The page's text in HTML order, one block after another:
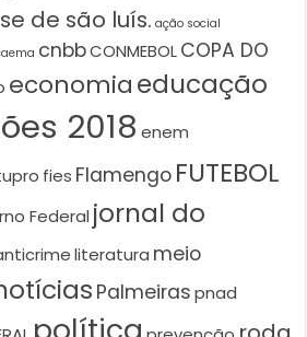
de são luís. ação social
cnbbCONMEBOLCOPA DO
economiaeducação
2018 enem
fies Flamengo FUTEBOL
Federal jornal do
literatura meio
Palmeiras pnad